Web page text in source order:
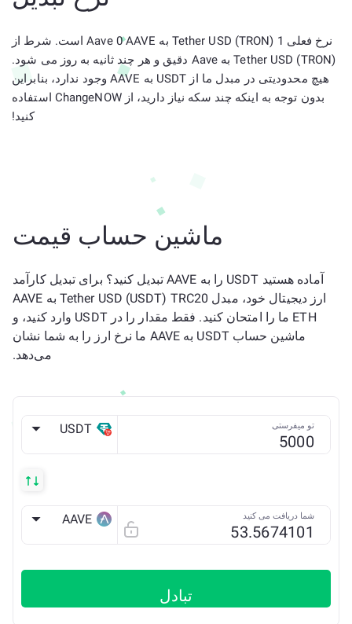
نرخ فعلی 1 Tether USD (TRON) به Aave 0 AAVE است. شرط از
Tether USD (TRON) به Aave دقیق و هر چند ثانیه به روز می شود.
هیچ محدودیتی در مبدل ما از USDT به AAVE وجود ندارد، بنابراین
بدون توجه به اینکه چند سکه نیاز دارید، از ChangeNOW استفاده
کنید!
ماشین حساب قیمت
آماده هستید USDT را به AAVE تبدیل کنید؟ برای تبدیل کارآمد
ارز دیجیتال خود، مبدل Tether USD (USDT) TRC20 به AAVE
ETH ما را امتحان کنید. فقط مقدار را در USDT وارد کنید، و
ماشین حساب USDT به AAVE ما نرخ ارز را به شما نشان
می‌دهد.
تو میفرستی USDT
شما دریافت می کنید AAVE
تبادل